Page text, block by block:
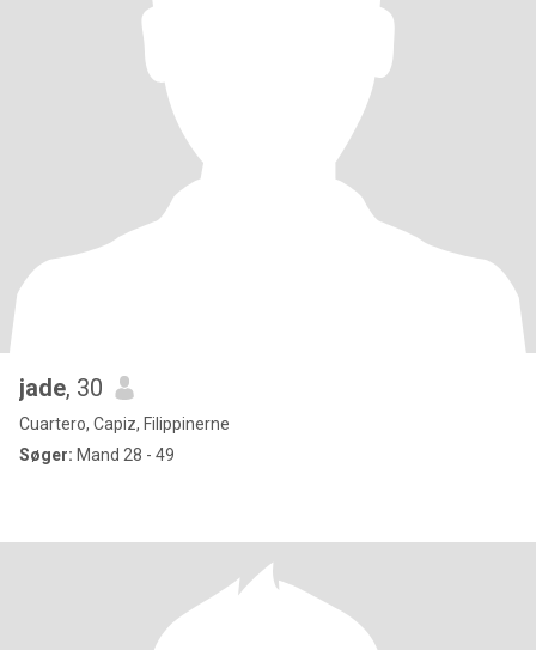
jade, 30
Cuartero, Capiz, Filippinerne
Søger: Mand 28 - 49